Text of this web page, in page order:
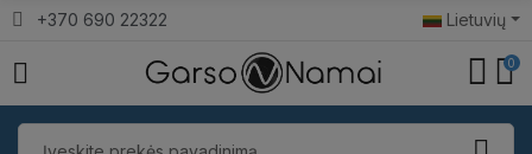
+370 690 22322 Lietuvių
0